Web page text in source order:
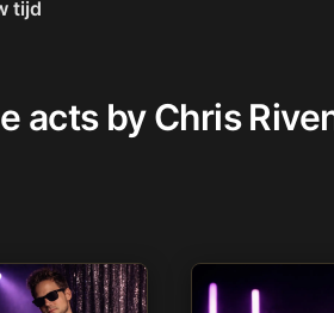
tijd
acts by Chris